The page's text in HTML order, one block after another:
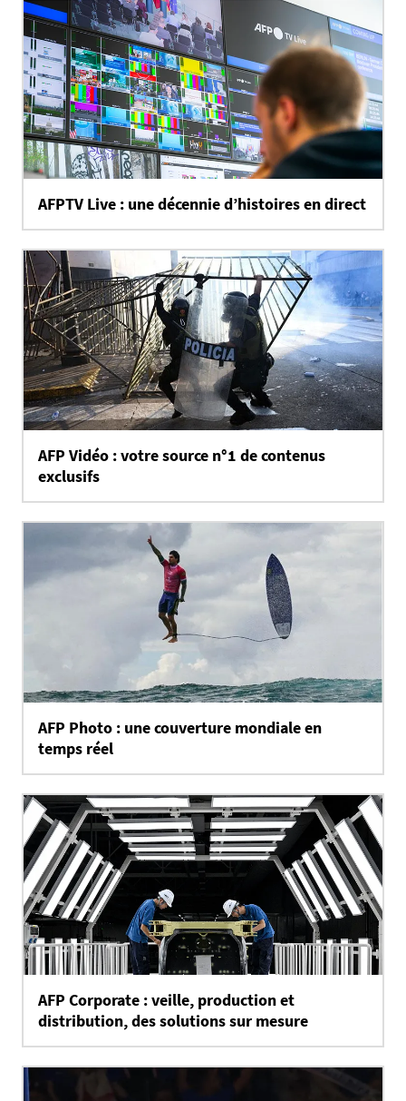
AFPTV Live : une décennie d’histoires en direct
AFP Vidéo : votre source n°1 de contenus
exclusifs
AFP Photo : une couverture mondiale en
temps réel
AFP Corporate : veille, production et
distribution, des solutions sur mesure